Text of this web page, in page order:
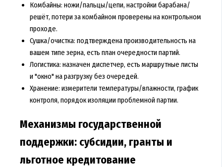
Комбайны: ножи/пальцы/цепи, настройки барабана/
решёт, потери за комбайном проверены на контрольном
проходе.
Сушка/очистка: подтверждена производительность на
вашем типе зерна, есть план очередности партий.
Логистика: назначен диспетчер, есть маршрутные листы
и "окно" на разгрузку без очередей.
Хранение: измерители температуры/влажности, график
контроля, порядок изоляции проблемной партии.
Механизмы государственной
поддержки: субсидии, гранты и
льготное кредитование